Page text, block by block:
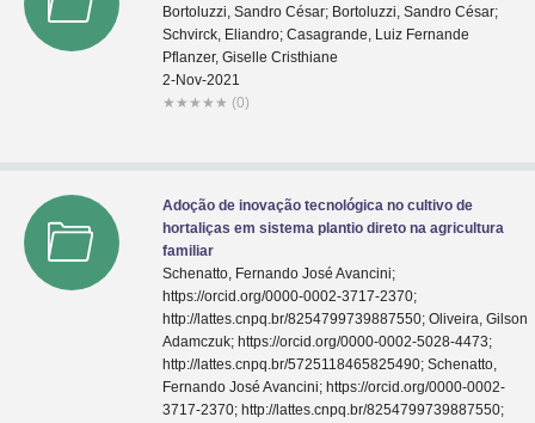
Bortoluzzi, Sandro César; Bortoluzzi, Sandro César;
Schvirck, Eliandro; Casagrande, Luiz Fernande
Pflanzer, Giselle Cristhiane
2-Nov-2021
★ ★ ★ ★ ★ (0)
Adoção de inovação tecnológica no cultivo de
hortaliças em sistema plantio direto na agricultura
familiar
Schenatto, Fernando José Avancini;
https://orcid.org/0000-0002-3717-2370;
http://lattes.cnpq.br/8254799739887550; Oliveira, Gilson
Adamczuk; https://orcid.org/0000-0002-5028-4473;
http://lattes.cnpq.br/5725118465825490; Schenatto,
Fernando José Avancini; https://orcid.org/0000-0002-
3717-2370; http://lattes.cnpq.br/8254799739887550;